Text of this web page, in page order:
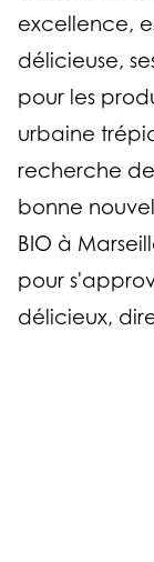
excellence,
délicieuse,
pour les
urbaine
recherche
bonne
BIO à
pour
délicieux,